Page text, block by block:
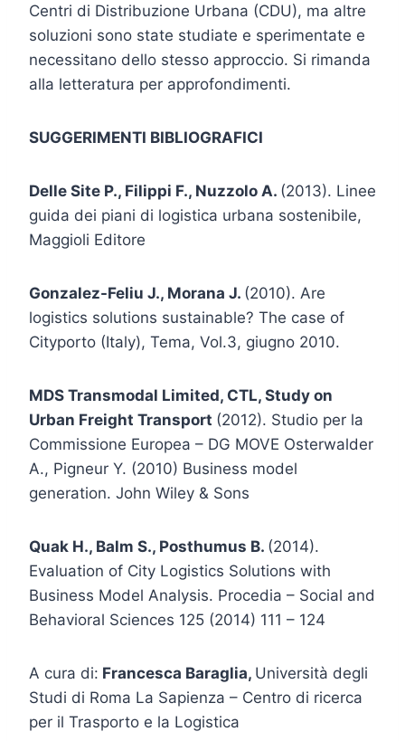
Centri di Distribuzione Urbana (CDU), ma altre
soluzioni sono state studiate e sperimentate e
necessitano dello stesso approccio. Si rimanda
alla letteratura per approfondimenti.
SUGGERIMENTI BIBLIOGRAFICI
Delle Site P., Filippi F., Nuzzolo A. (2013). Linee
guida dei piani di logistica urbana sostenibile,
Maggioli Editore
Gonzalez-Feliu J., Morana J. (2010). Are
logistics solutions sustainable? The case of
Cityporto (Italy), Tema, Vol.3, giugno 2010.
MDS Transmodal Limited, CTL, Study on
Urban Freight Transport (2012). Studio per la
Commissione Europea – DG MOVE Osterwalder
A., Pigneur Y. (2010) Business model
generation. John Wiley & Sons
Quak H., Balm S., Posthumus B. (2014).
Evaluation of City Logistics Solutions with
Business Model Analysis. Procedia – Social and
Behavioral Sciences 125 (2014) 111 – 124
A cura di: Francesca Baraglia, Università degli
Studi di Roma La Sapienza – Centro di ricerca
per il Trasporto e la Logistica